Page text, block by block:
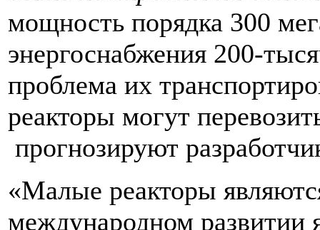
мощность порядка 300
энергоснабжения 200-
проблема их
реакторы могут
прогнозируют
«Малые реакторы
международном развитии